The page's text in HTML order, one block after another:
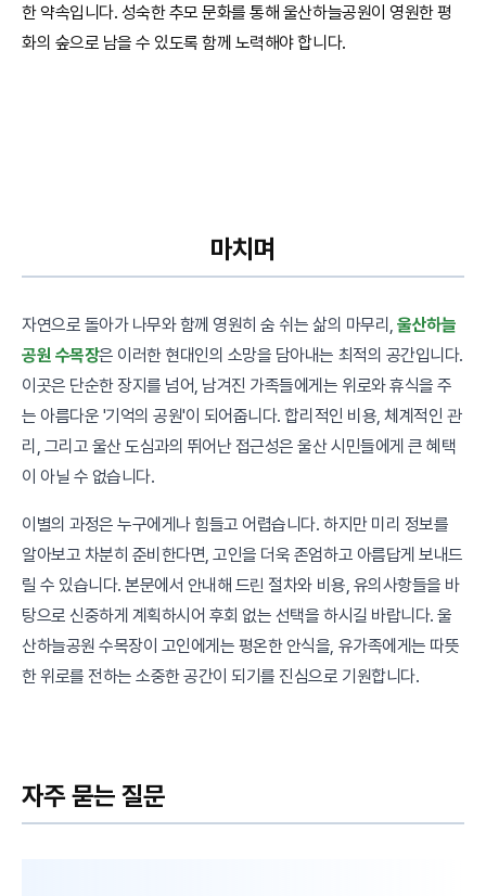
한 약속입니다. 성숙한 추모 문화를 통해 울산하늘공원이 영원한 평
화의 숲으로 남을 수 있도록 함께 노력해야 합니다.
마치며
자연으로 돌아가 나무와 함께 영원히 숨 쉬는 삶의 마무리,울산하늘
공원 수목장은 이러한 현대인의 소망을 담아내는 최적의 공간입니다.
이곳은 단순한 장지를 넘어, 남겨진 가족들에게는 위로와 휴식을 주
는 아름다운 '기억의 공원'이 되어줍니다. 합리적인 비용, 체계적인 관
리, 그리고 울산 도심과의 뛰어난 접근성은 울산 시민들에게 큰 혜택
이 아닐 수 없습니다.
이별의 과정은 누구에게나 힘들고 어렵습니다. 하지만 미리 정보를
알아보고 차분히 준비한다면, 고인을 더욱 존엄하고 아름답게 보내드
릴 수 있습니다. 본문에서 안내해 드린 절차와 비용, 유의사항들을 바
탕으로 신중하게 계획하시어 후회 없는 선택을 하시길 바랍니다. 울
산하늘공원 수목장이 고인에게는 평온한 안식을, 유가족에게는 따뜻
한 위로를 전하는 소중한 공간이 되기를 진심으로 기원합니다.
자주 묻는 질문